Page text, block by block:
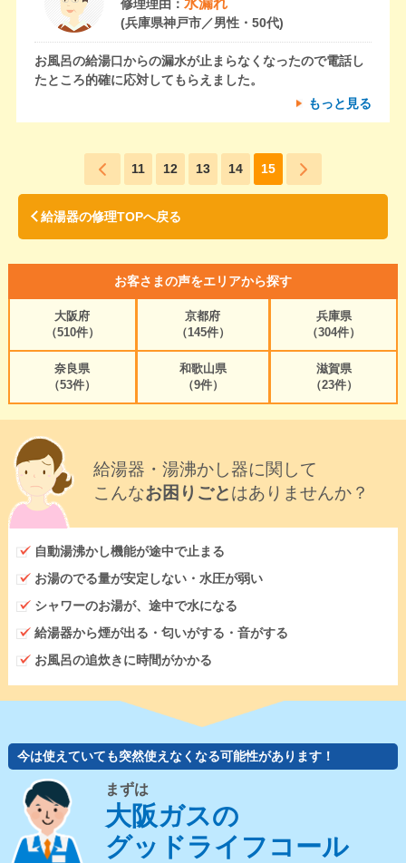
修理理由：
(兵庫県神戸市／男性・50代)
お風呂の給湯口からの漏水が止まらなくなったので電話し
たところ的確に応対してもらえました。
もっと見る
11 12 13 14 15
給湯器の修理TOPへ戻る
お客さまの声をエリアから探す
大阪府
（510件）
京都府
（145件）
兵庫県
（304件）
奈良県
（53件）
和歌山県
（9件）
滋賀県
（23件）
給湯器・湯沸かし器に関して
こんなお困りごとはありませんか？
自動湯沸かし機能が途中で止まる
お湯のでる量が安定しない・水圧が弱い
シャワーのお湯が、途中で水になる
給湯器から煙が出る・匂いがする・音がする
お風呂の追炊きに時間がかかる
今は使えていても突然使えなくなる可能性があります！
まずは
大阪ガスの
グッドライフコール